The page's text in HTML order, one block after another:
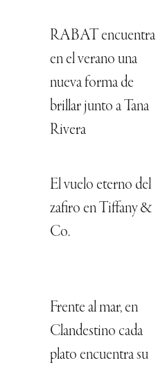
RABAT encuentra
en el verano una
nueva forma de
brillar junto a Tana
Rivera
El vuelo eterno del
zafiro en Tiffany &
Co.
Frente al mar, en
Clandestino cada
plato encuentra su